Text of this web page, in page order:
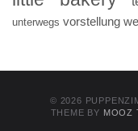
unterwegs vorstellung
© 2026
THEME BY MOOZ